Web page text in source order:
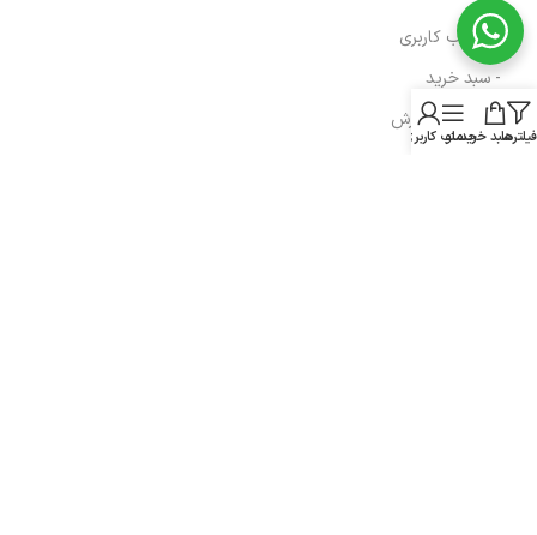
- حساب کاربری
- سبد خرید
- پیگیری سفارش
فیلترهاسبد خریدمنو
حساب کاربری من